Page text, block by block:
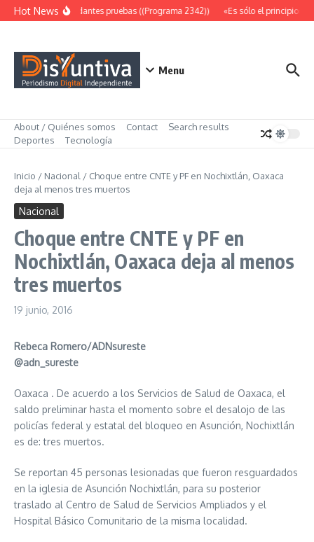
Saltar al contenido
Hot NewsAbundantes pruebas ((Programa 2342)) «Es sólo el principio»
Menu
About / Quiénes somos Contact
Search results
Deportes
Tecnología
Inicio / Nacional / Choque entre CNTE y PF en Nochixtlán, Oaxaca
deja al menos tres muertos
Nacional
Choque entre CNTE y PF en
Nochixtlán, Oaxaca deja al menos
tres muertos
19 junio, 2016
Rebeca Romero/ADNsureste
@adn_sureste
Oaxaca . De acuerdo a los Servicios de Salud de Oaxaca, el
saldo preliminar hasta el momento sobre el desalojo de las
policías federal y estatal del bloqueo en Asunción, Nochixtlán
es de: tres muertos.
Se reportan 45 personas lesionadas que fueron resguardados
en la iglesia de Asunción Nochixtlán, para su posterior
traslado al Centro de Salud de Servicios Ampliados y el
Hospital Básico Comunitario de la misma localidad.